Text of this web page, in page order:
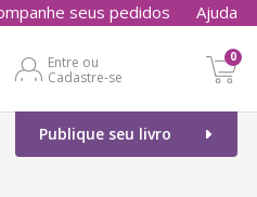
seus pedidos Ajuda
Entre ou
Cadastre-se
0
Publique seu livro